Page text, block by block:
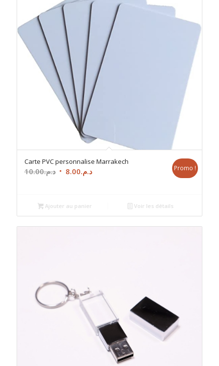
Carte PVC personnalise Marrakech
د.م.10.00
Le
était :
د.م.10.00.
د.م.8.00
Le
د.م.8.00.
Promo !
Ajouter au panier Voir les détails